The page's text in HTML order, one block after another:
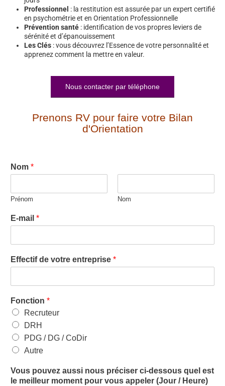
Professionnel : la restitution est assurée par un expert certifié
en psychométrie et en Orientation Professionnelle
Prévention santé : identification de vos propres leviers de
sérénité et d’épanouissement
Les Clés : vous découvrez l’Essence de votre personnalité et
apprenez comment la mettre en valeur.
Nous contacter par téléphone
Prenons RV pour faire votre Bilan
d'Orientation
Nom *
Prénom Nom
E-mail *
Effectif de votre entreprise *
Fonction *
Recruteur
DRH
PDG / DG / CoDir
Autre
Vous pouvez aussi nous préciser ci-dessous quel est
le meilleur moment pour vous appeler (Jour / Heure)